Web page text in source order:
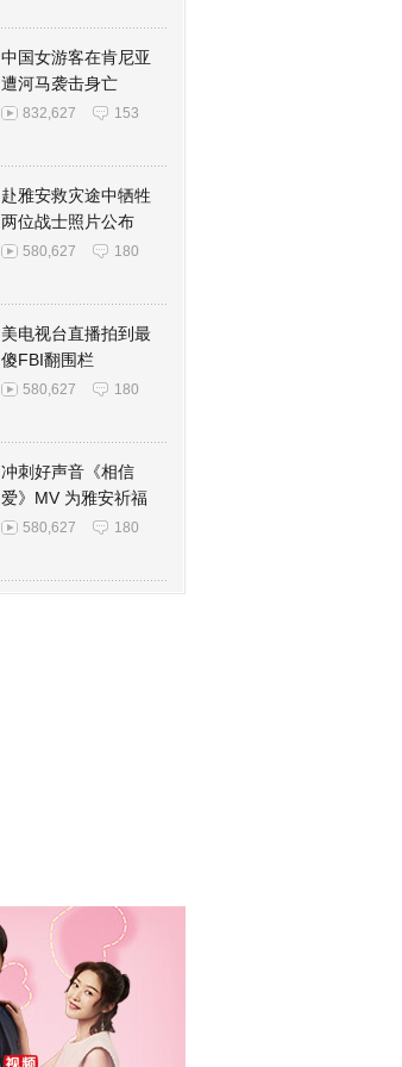
中国女游客在肯尼亚
遭河马袭击身亡
832,627 153
赴雅安救灾途中牺牲
两位战士照片公布
580,627 180
美电视台直播拍到最
傻FBI翻围栏
580,627 180
冲刺好声音《相信
爱》MV 为雅安祈福
580,627 180